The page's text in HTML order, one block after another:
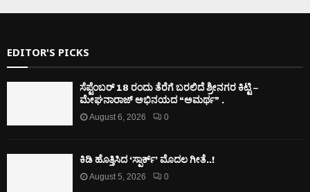
EDITOR'S PICKS
ಸೆಪ್ಟೆಂಬರ್ 18 ರಂದು ತೆರೆಗೆ ಬರಲಿದೆ ಶ್ರೀನಗರ ಕಿಟ್ಟಿ –
ಮೇಘನಾರಾಜ್ ಅಭಿನಯದ “ಅಮರ್ಥ” .
August 6, 2026 0
ಕಿಡಿ‌‌ ಹೊತ್ತಿಸಿದ ‘ಸ್ಪಾರ್ಕ್’ ಮೊದಲ‌ ಗೀತೆ..!
August 5, 2026 0